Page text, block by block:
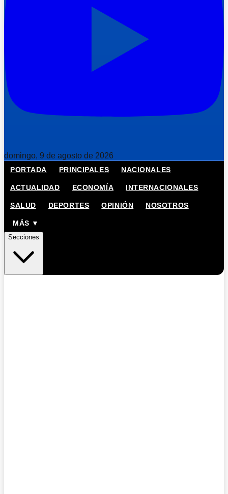
domingo, 9 de agosto de 2026
PORTADA PRINCIPALES NACIONALES
ACTUALIDAD ECONOMÍA INTERNACIONALES
SALUD DEPORTES OPINIÓN NOSOTROS
MÁS ▼
Secciones